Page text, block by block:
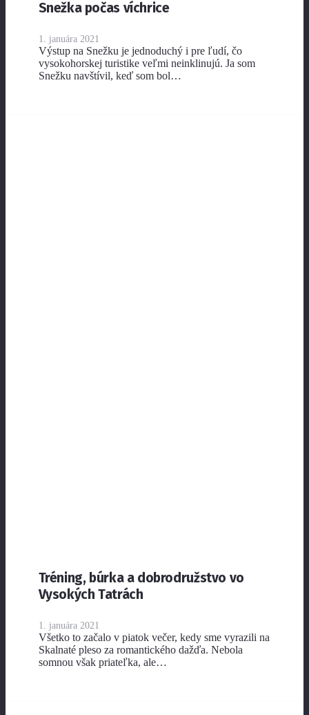
Snežka počas víchrice
1. januára 2021
Výstup na Snežku je jednoduchý i pre ľudí, čo
vysokohorskej turistike veľmi neinklinujú. Ja som
Snežku navštívil, keď som bol…
Tréning, búrka a dobrodružstvo vo
Vysokých Tatrách
1. januára 2021
Všetko to začalo v piatok večer, kedy sme vyrazili na
Skalnaté pleso za romantického dažďa. Nebola
somnou však priateľka, ale…